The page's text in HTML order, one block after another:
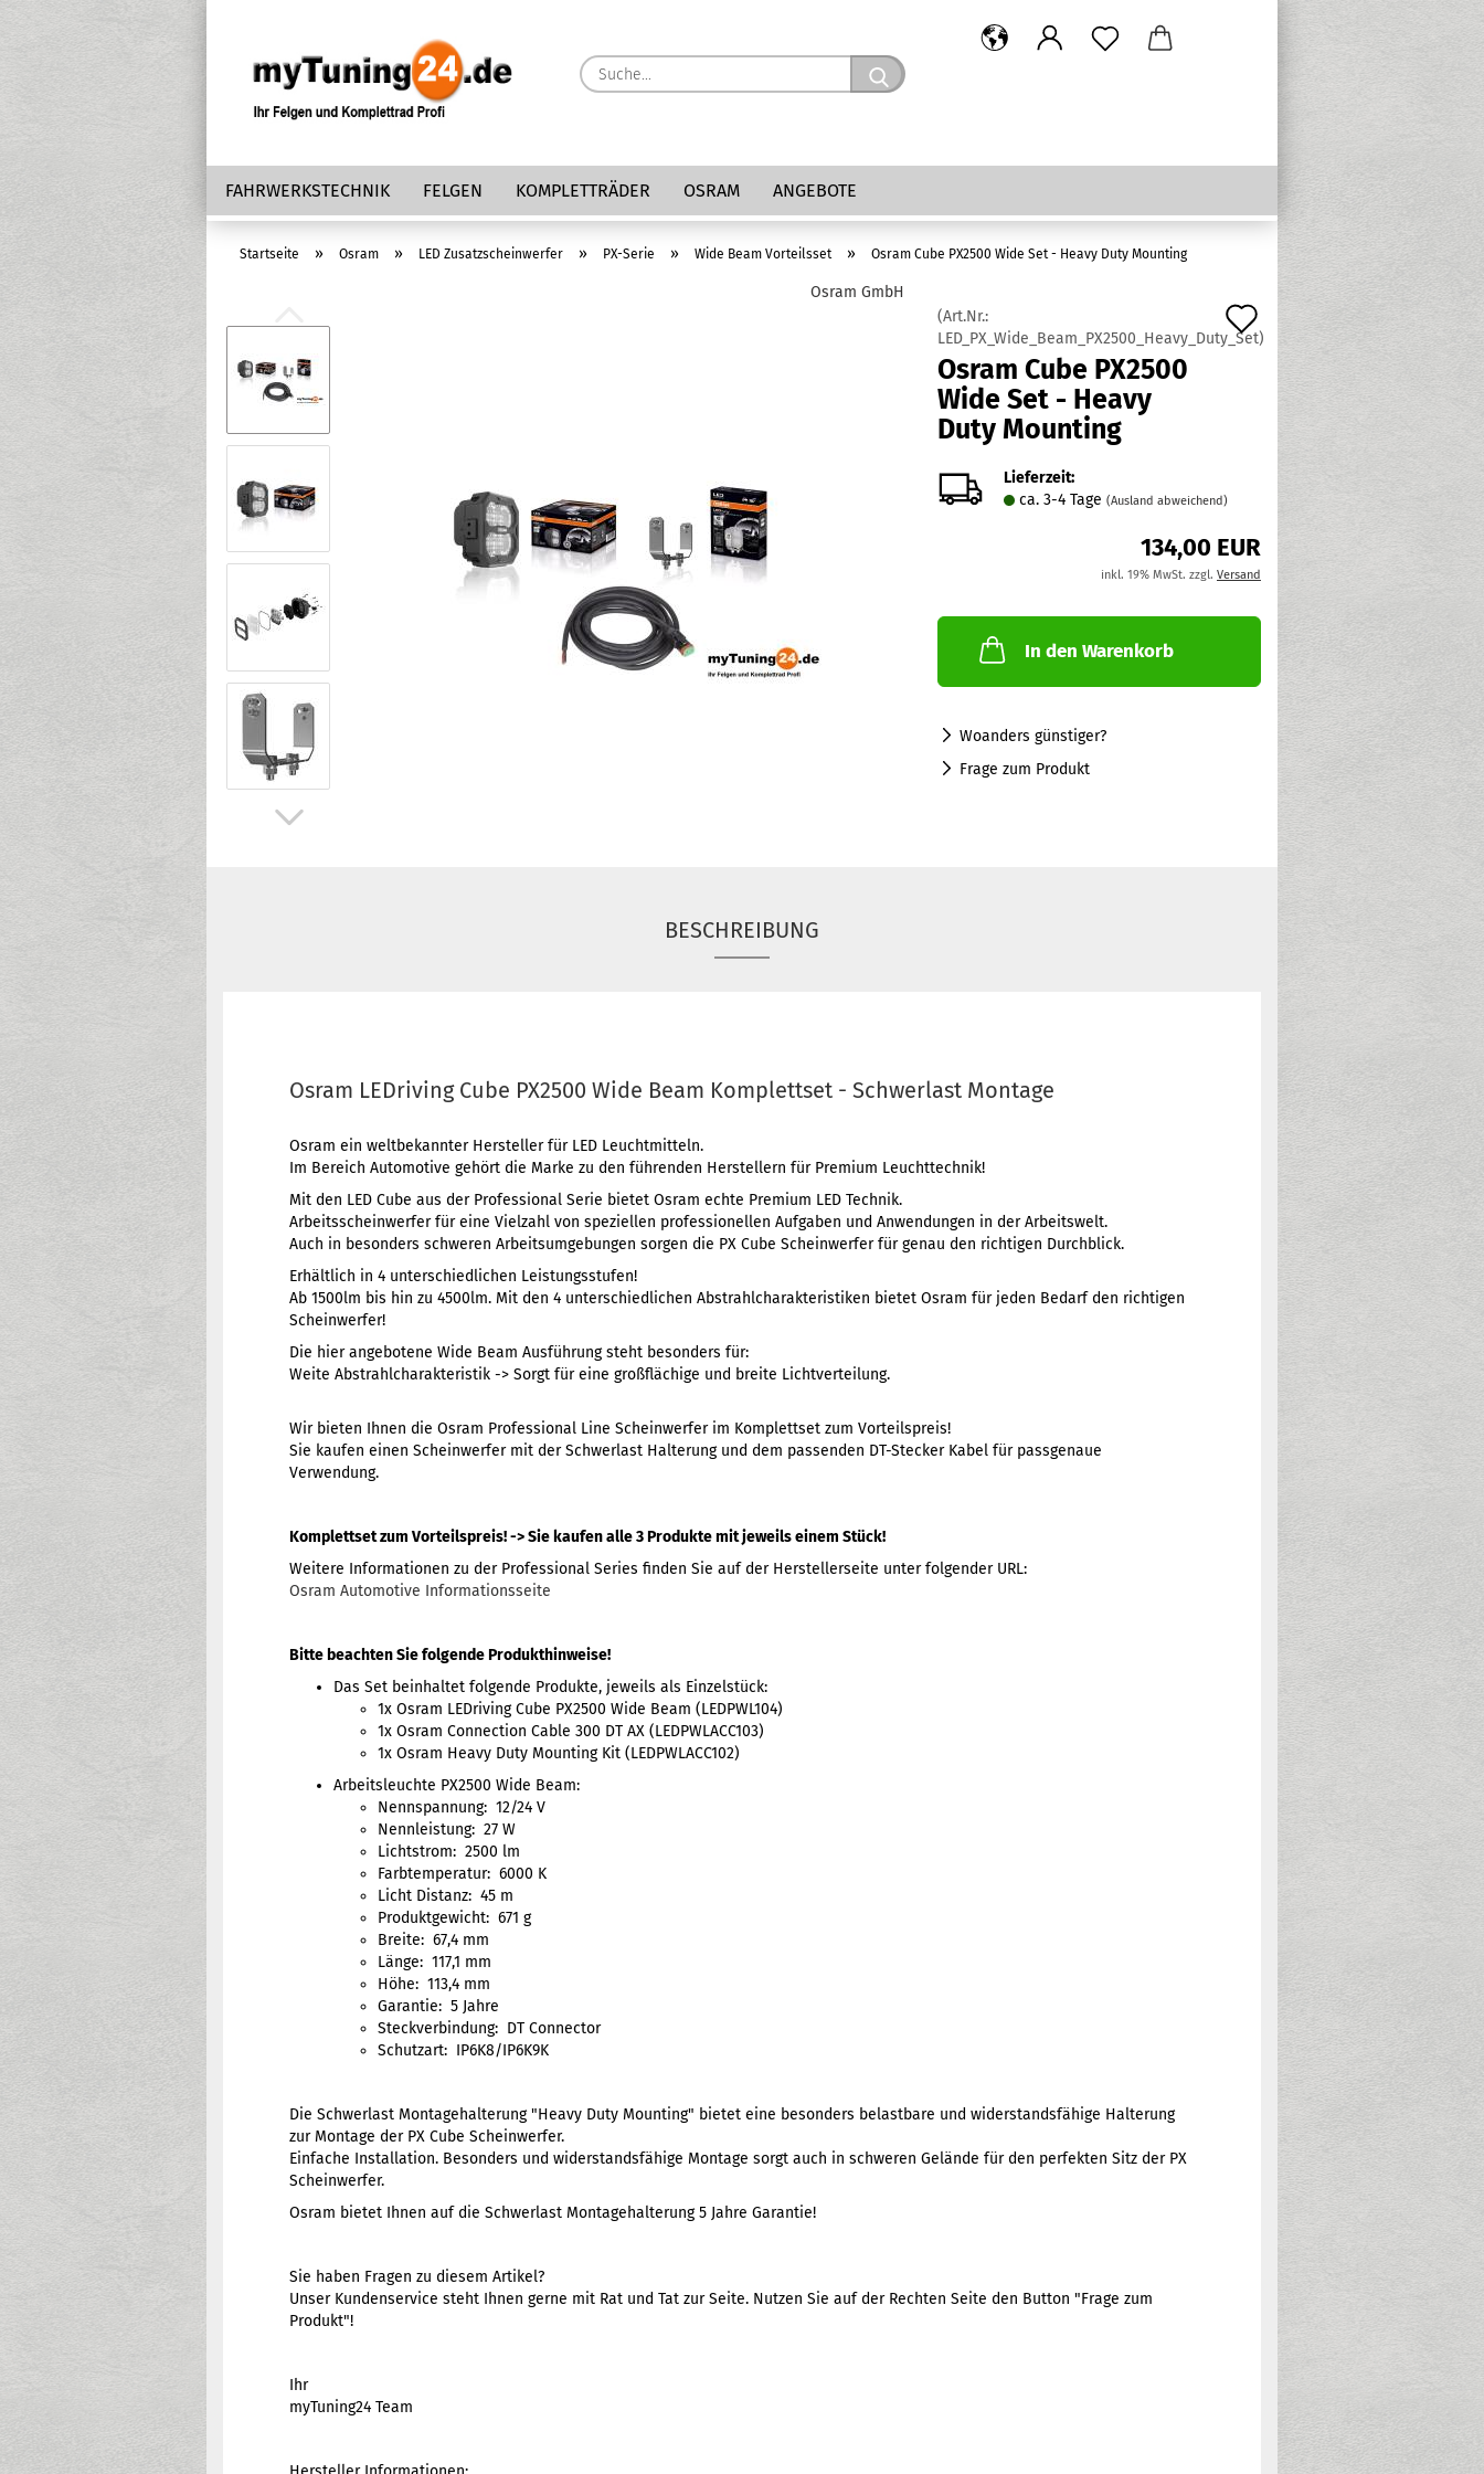
Suche...
FAHRWERKSTECHNIK FELGEN KOMPLETTRÄDER OSRAM ANGEBOTE
Startseite » Osram » LED Zusatzscheinwerfer » PX-Serie » Wide Beam Vorteilsset » Osram Cube PX2500 Wide Set - Heavy Duty Mounting
Osram GmbH
(Art.Nr.:
LED_PX_Wide_Beam_PX2500_Heavy_Duty_Set)den
Merkzettel
Osram Cube PX2500
Wide Set - Heavy
Duty Mounting
Lieferzeit:
ca. 3-4 Tage (Ausland abweichend)
134,00 EUR
inkl. 19% MwSt. zzgl. Versand
In den Warenkorb
Woanders günstiger?
Frage zum Produkt
BESCHREIBUNG
Osram LEDriving Cube PX2500 Wide Beam Komplettset - Schwerlast Montage
Osram ein weltbekannter Hersteller für LED Leuchtmitteln.
Im Bereich Automotive gehört die Marke zu den führenden Herstellern für Premium Leuchttechnik!
Mit den LED Cube aus der Professional Serie bietet Osram echte Premium LED Technik.
Arbeitsscheinwerfer für eine Vielzahl von speziellen professionellen Aufgaben und Anwendungen in der Arbeitswelt.
Auch in besonders schweren Arbeitsumgebungen sorgen die PX Cube Scheinwerfer für genau den richtigen Durchblick.
Erhältlich in 4 unterschiedlichen Leistungsstufen!
Ab 1500lm bis hin zu 4500lm. Mit den 4 unterschiedlichen Abstrahlcharakteristiken bietet Osram für jeden Bedarf den richtigen
Scheinwerfer!
Die hier angebotene Wide Beam Ausführung steht besonders für:
Weite Abstrahlcharakteristik -> Sorgt für eine großflächige und breite Lichtverteilung.
Wir bieten Ihnen die Osram Professional Line Scheinwerfer im Komplettset zum Vorteilspreis!
Sie kaufen einen Scheinwerfer mit der Schwerlast Halterung und dem passenden DT-Stecker Kabel für passgenaue
Verwendung.
Komplettset zum Vorteilspreis! -> Sie kaufen alle 3 Produkte mit jeweils einem Stück!
Weitere Informationen zu der Professional Series finden Sie auf der Herstellerseite unter folgender URL:
Osram Automotive Informationsseite
Bitte beachten Sie folgende Produkthinweise!
Das Set beinhaltet folgende Produkte, jeweils als Einzelstück:
1x Osram LEDriving Cube PX2500 Wide Beam (LEDPWL104)
1x Osram Connection Cable 300 DT AX (LEDPWLACC103)
1x Osram Heavy Duty Mounting Kit (LEDPWLACC102)
Arbeitsleuchte PX2500 Wide Beam:
Nennspannung: 12/24 V
Nennleistung: 27 W
Lichtstrom: 2500 lm
Farbtemperatur: 6000 K
Licht Distanz: 45 m
Produktgewicht: 671 g
Breite: 67,4 mm
Länge: 117,1 mm
Höhe: 113,4 mm
Garantie: 5 Jahre
Steckverbindung: DT Connector
Schutzart: IP6K8/IP6K9K
Die Schwerlast Montagehalterung "Heavy Duty Mounting" bietet eine besonders belastbare und widerstandsfähige Halterung
zur Montage der PX Cube Scheinwerfer.
Einfache Installation. Besonders und widerstandsfähige Montage sorgt auch in schweren Gelände für den perfekten Sitz der PX
Scheinwerfer.
Osram bietet Ihnen auf die Schwerlast Montagehalterung 5 Jahre Garantie!
Sie haben Fragen zu diesem Artikel?
Unser Kundenservice steht Ihnen gerne mit Rat und Tat zur Seite. Nutzen Sie auf der Rechten Seite den Button "Frage zum
Produkt"!
Ihr
myTuning24 Team